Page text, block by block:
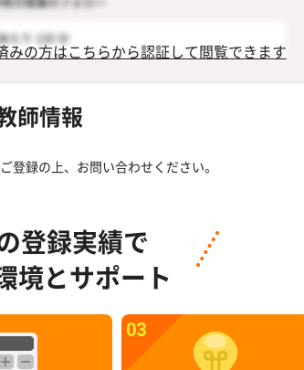
みの方はこちらから認証して閲覧できます
師情報
登録の上、お問い合わせください。
登録実績で
境とサポート
03